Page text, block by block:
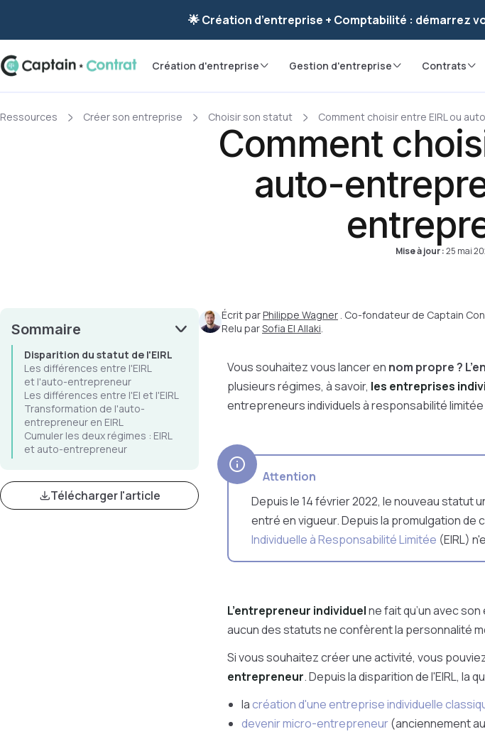
Ravis de vous revoir ! Votre démarchea été
🌟 Création d’entreprise + Comptabilité : démarrez
Création d'entreprise Gestion d'entreprise Contrats
Ressources Créer son entreprise Choisir son statut Comment choisir entre EIRL ou
Comment
auto-
Mise à jour :25 mai
Sommaire
Disparition du statut de l'EIRL
Les différences entre l'EIRL
et l'auto-entrepreneur
Les différences entre l'EI et l'EIRL
Transformation de l'auto-
entrepreneur en EIRL
Cumuler les deux régimes : EIRL
et auto-entrepreneur
Télécharger l'article
Écrit parPhilippe Wagner. Co-fondateur de Captain
Relu parSofia El Allaki.
Vous souhaitez vous lancer en nom propre ?
plusieurs régimes, à savoir, les entreprises
entrepreneurs individuels à responsabilité limitée
Attention
Depuis le 14 février 2022, le nouveau statut
entré en vigueur. Depuis la promulgation de
Individuelle à Responsabilité Limitée (EIRL)
L’entrepreneur individuelne fait qu’un avec
aucun des statuts ne confèrent la personnalité
Si vous souhaitez créer une activité, vous
entrepreneur. Depuis la disparition de l'EIRL, la
lacréation d'une entreprise individuelle
devenir micro-entrepreneur(anciennement